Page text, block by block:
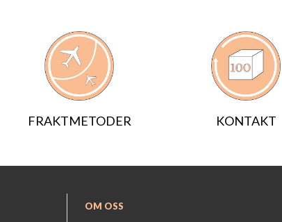
KONTAKT
FRAKTMETODER
OM OSS